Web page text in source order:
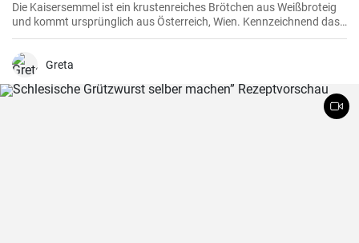
Die Kaisersemmel ist ein krustenreiches Brötchen aus Weißbroteig
und kommt ursprünglich aus Österreich, Wien. Kennzeichnend das
sternförmige Muster auf der Semmel durch Falten des Teigstücks
und natürlich mit Hefeteig gebacken.
Greta